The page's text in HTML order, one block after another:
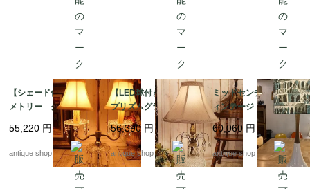
【シェード付き】シン
メトリー クリスタル
グラステーブルラン
プ LED球付き
55,220 円
antique shop at's
【LED球付き】3 way
プリズムグラス テー
ブルランプ &グレイ
ッシュフレアシェード
56,390 円
antique shop at's
ミッドセンチュリーヴ
ィンテージ ダニッシ
ュモダン テーブルラ
ンプ LIBERTYシェー
ド H765
60,060 円
antique shop at's